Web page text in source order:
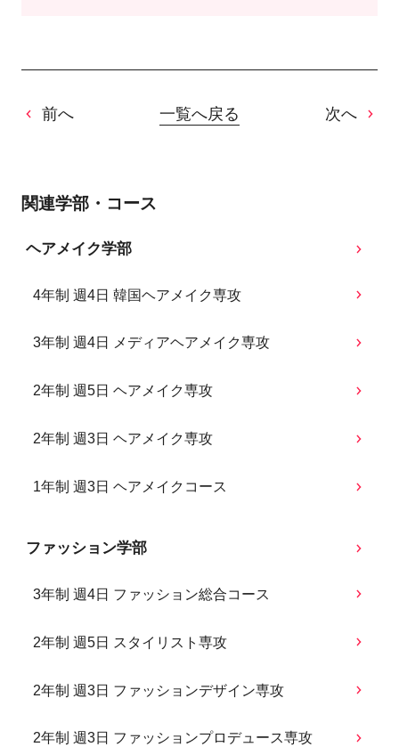
前へ 一覧へ戻る 次へ
関連学部・コース
ヘアメイク学部
4年制 週4日 韓国ヘアメイク専攻
3年制 週4日 メディアヘアメイク専攻
2年制 週5日 ヘアメイク専攻
2年制 週3日 ヘアメイク専攻
1年制 週3日 ヘアメイクコース
ファッション学部
3年制 週4日 ファッション総合コース
2年制 週5日 スタイリスト専攻
2年制 週3日 ファッションデザイン専攻
2年制 週3日 ファッションプロデュース専攻